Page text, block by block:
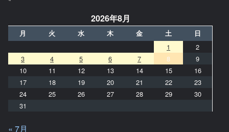
2026年8月
月 火 水 木 金 土 日
1
2
3
4 5 6 7 8
9
10
11 12 13 14 15
16
17
18 19 20 21 22
23
24
25 26 27 28 29
30
31
« 7月